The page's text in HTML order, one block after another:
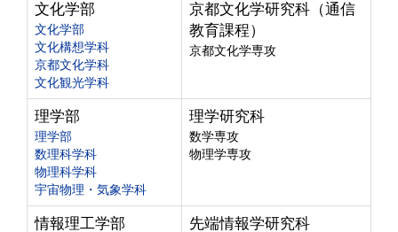
文化学部
文化学部
文化構想学科
京都文化学科
文化観光学科
京都文化学研究科（通信
教育課程）
京都文化学専攻
理学部
理学部
数理科学科
物理科学科
宇宙物理・気象学科
理学研究科
数学専攻
物理学専攻
情報理工学部 先端情報学研究科